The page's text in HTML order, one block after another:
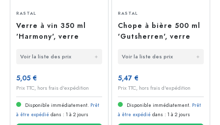
RASTAL
Verre à vin 350 ml
'Harmony', verre
Voir la liste des prix
5,05 €
Prix TTC, hors frais d'expédition
Disponible immédiatement. Prêt
à être expédié dans : 1 à 2 jours
RASTAL
Chope à bière 500 ml
'Gutsherren', verre
Voir la liste des prix
5,47 €
Prix TTC, hors frais d'expédition
Disponible immédiatement. Prêt
à être expédié dans : 1 à 2 jours